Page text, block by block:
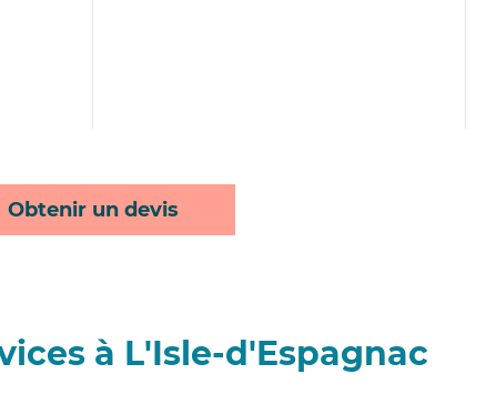
Obtenir un devis
à L'Isle-d'Espagnac